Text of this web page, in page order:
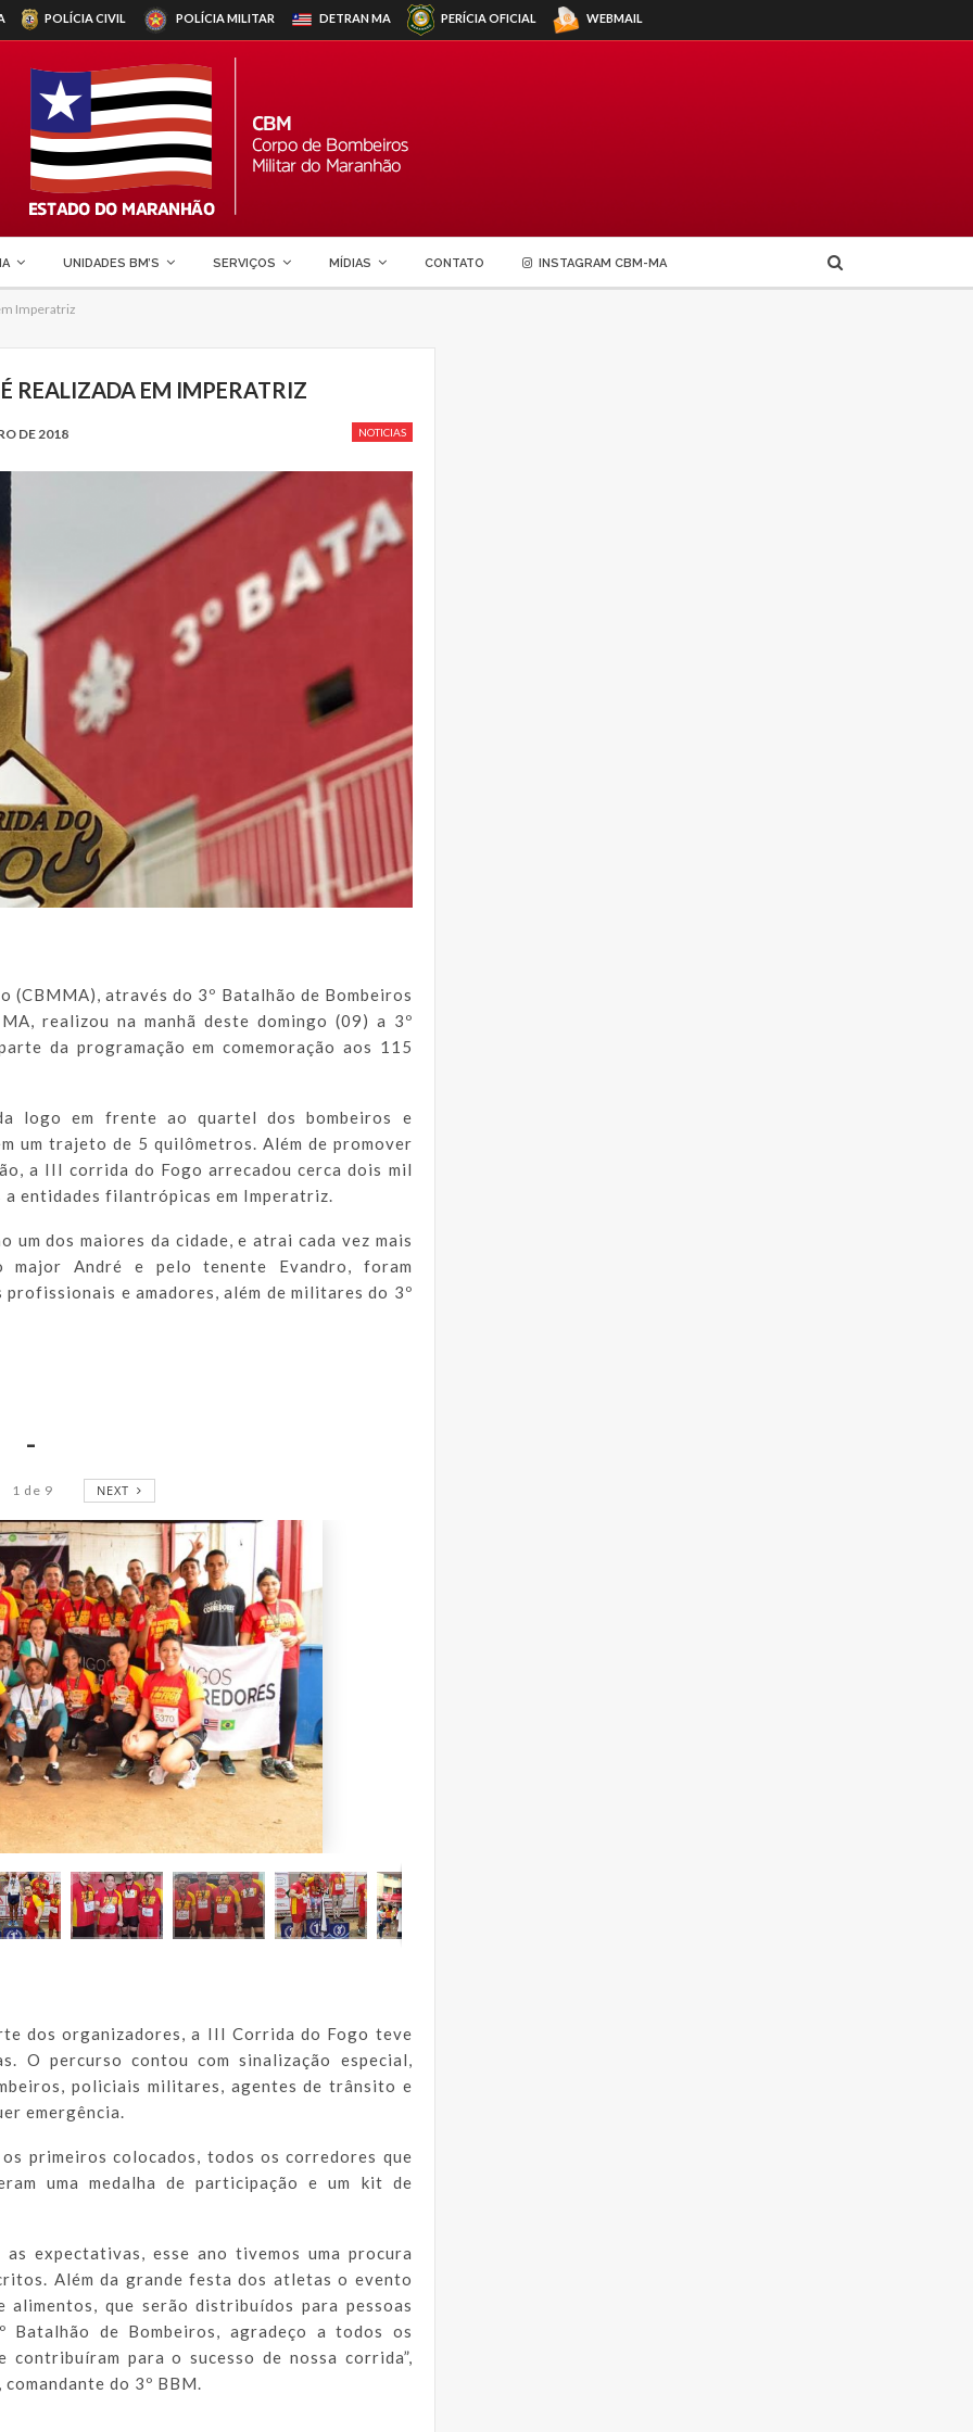
POLÍCIA CIVIL POLÍCIA MILITAR DETRANMA PERÍCIA OFICIAL WEBMAIL
UNIDADES BM’S SERVIÇOS MÍDIAS CONTATO INSTAGRAM CBM-MA
Imperatriz
REALIZADA EM IMPERATRIZ
NOTICIAS
DE 2018
(CBMMA), através do 3º Batalhão de Bombeiros
realizou na manhã deste domingo (09) a 3º
da programação em comemoração aos 115
logo em frente ao quartel dos bombeiros e
um trajeto de 5 quilômetros. Além de promover
a III corrida do Fogo arrecadou cerca dois mil
entidades filantrópicas em Imperatriz.
dos maiores da cidade, e atrai cada vez mais
major André e pelo tenente Evandro, foram
e amadores, além de militares do 3º
-
1 de 9 NEXT
dos organizadores, a III Corrida do Fogo teve
O percurso contou com sinalização especial,
policiais militares, agentes de trânsito e
emergência.
primeiros colocados, todos os corredores que
uma medalha de participação e um kit de
expectativas, esse ano tivemos uma procura
Além da grande festa dos atletas o evento
que serão distribuídos para pessoas
Batalhão de Bombeiros, agradeço a todos os
para o sucesso de nossa corrida”,
do 3º BBM.